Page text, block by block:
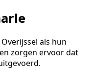
als hun
zorgen ervoor dat